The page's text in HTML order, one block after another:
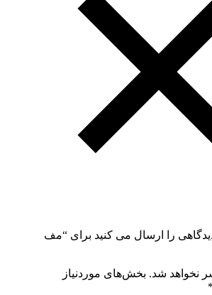
را ارسال می کنید برای “مف
نخواهد شد. بخش‌های موردنیاز
*